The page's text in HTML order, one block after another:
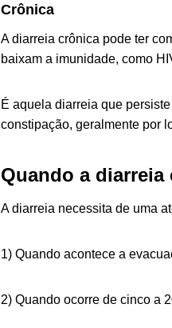
Crônica
A diarreia crônica pode ter
baixam a imunidade, como
É aquela diarreia que
constipação, geralmente por
Quando a diarreia
A diarreia necessita de uma
1) Quando acontece a
2) Quando ocorre de cinco a